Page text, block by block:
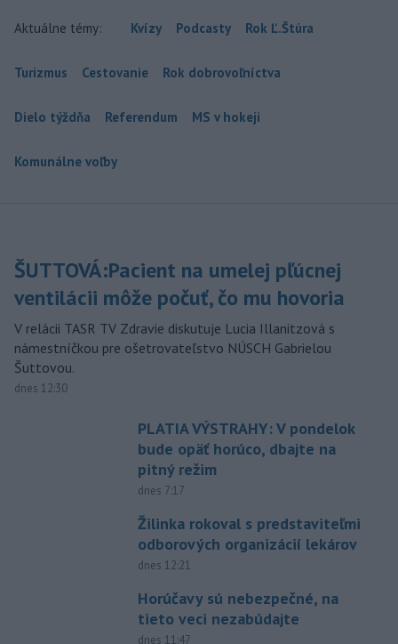
Aktuálne témy: Kvízy Podcasty Rok Ľ.Štúra
Turizmus Cestovanie Rok dobrovoľníctva
Dielo týždňa Referendum MS v hokeji
Komunálne voľby
ŠUTTOVÁ:Pacient na umelej pľúcnej
ventilácii môže počuť, čo mu hovoria
V relácii TASR TV Zdravie diskutuje Lucia Illanitzová s
námestníčkou pre ošetrovateľstvo NÚSCH Gabrielou
Šuttovou.
dnes 12:30
PLATIA VÝSTRAHY: V pondelok
bude opäť horúco, dbajte na
pitný režim
dnes 7:17
Žilinka rokoval s predstaviteľmi
odborových organizácií lekárov
dnes 12:21
Horúčavy sú nebezpečné, na
tieto veci nezabúdajte
dnes 11:47